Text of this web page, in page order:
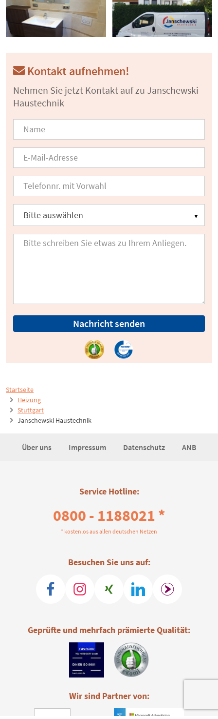
Startseite
Heizung
Stuttgart
Janschewski Haustechnik
Kontakt aufnehmen!
Nehmen Sie jetzt Kontakt auf zu Janschewski
Haustechnik
Nachricht senden
Über uns Impressum Datenschutz ANB
Service Hotline:
0800 - 1188021 *
* kostenlos aus allen deutschen Netzen
Besuchen Sie uns auf:
Geprüfte und mehrfach prämierte Qualität:
Wir sind Partner von: